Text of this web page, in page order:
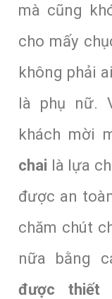
mà cũng
cho mấy
không phải
là phụ nữ.
khách mời
chai là lựa
được an
chăm chút
nữa bằng
được thiết